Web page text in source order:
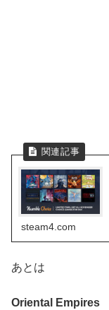
steam4.com
あとは
Oriental Empires